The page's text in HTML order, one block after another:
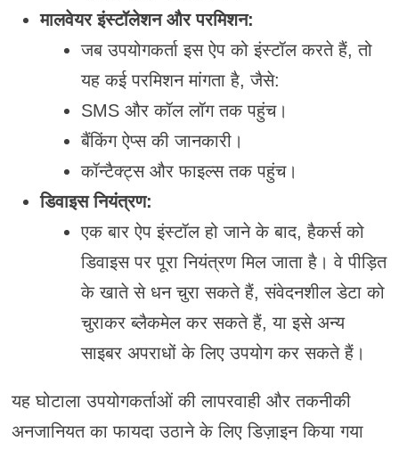
मालवेयर इंस्टॉलेशन और परमिशन:
जब उपयोगकर्ता इस ऐप को इंस्टॉल करते हैं, तो
यह कई परमिशन मांगता है, जैसे:
SMS और कॉल लॉग तक पहुंच।
बैंकिंग ऐप्स की जानकारी।
कॉन्टैक्ट्स और फाइल्स तक पहुंच।
डिवाइस नियंत्रण:
एक बार ऐप इंस्टॉल हो जाने के बाद, हैकर्स को
डिवाइस पर पूरा नियंत्रण मिल जाता है। वे पीड़ित
के खाते से धन चुरा सकते हैं, संवेदनशील डेटा को
चुराकर ब्लैकमेल कर सकते हैं, या इसे अन्य
साइबर अपराधों के लिए उपयोग कर सकते हैं।
यह घोटाला उपयोगकर्ताओं की लापरवाही और तकनीकी
अनजानियत का फायदा उठाने के लिए डिज़ाइन किया गया